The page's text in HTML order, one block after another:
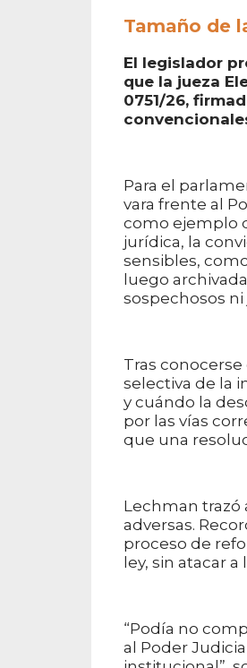
Tamaño de
El legislador
que la jueza
0751/26,
Para el
vara frente al
como ejemplo
jurídica, la
sensibles,
luego
sospechosos
Tras
selectiva de la
y cuándo la
por las vías
que una
Lechman trazó
adversas.
proceso de
ley, sin atacar
“Podía no
al Poder